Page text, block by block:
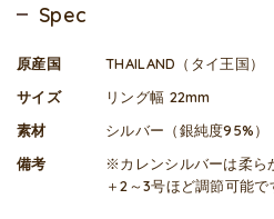
Spec
原産国
THAILAND（タイ王国）
サイズ
リング幅 22mm
素材
シルバー（銀純度95%）
備考
※カレンシルバーは柔ら
＋2～3号ほど調節可能で